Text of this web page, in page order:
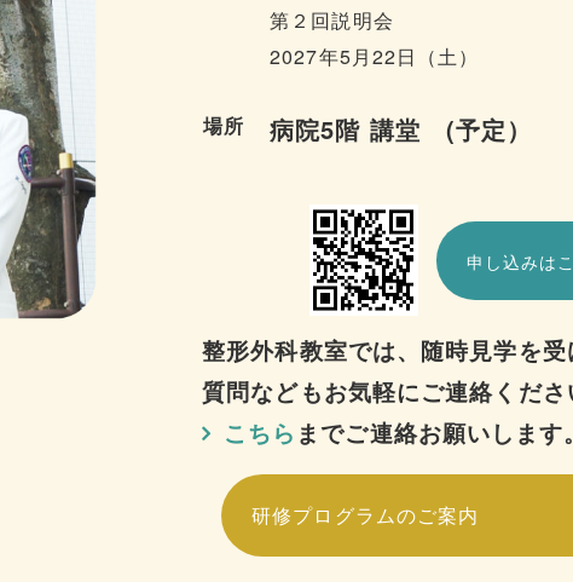
第２回説明会
2027年5月22日（土）
場所 病院5階 講堂 (予定）
申し込みは
整形外科教室では、随時⾒学を受
質問などもお気軽にご連絡くださ
こちら までご連絡お願いします。
研修プログラムのご案内